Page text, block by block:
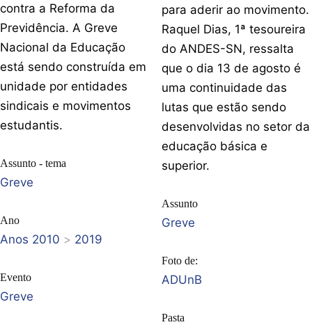
contra a Reforma da
Previdência. A Greve
Nacional da Educação
está sendo construída em
unidade por entidades
sindicais e movimentos
estudantis.
Assunto - tema
Greve
Ano
Anos 2010 > 2019
Evento
Greve
para aderir ao movimento.
Raquel Dias, 1ª tesoureira
do ANDES-SN, ressalta
que o dia 13 de agosto é
uma continuidade das
lutas que estão sendo
desenvolvidas no setor da
educação básica e
superior.
Assunto
Greve
Foto de:
ADUnB
Pasta